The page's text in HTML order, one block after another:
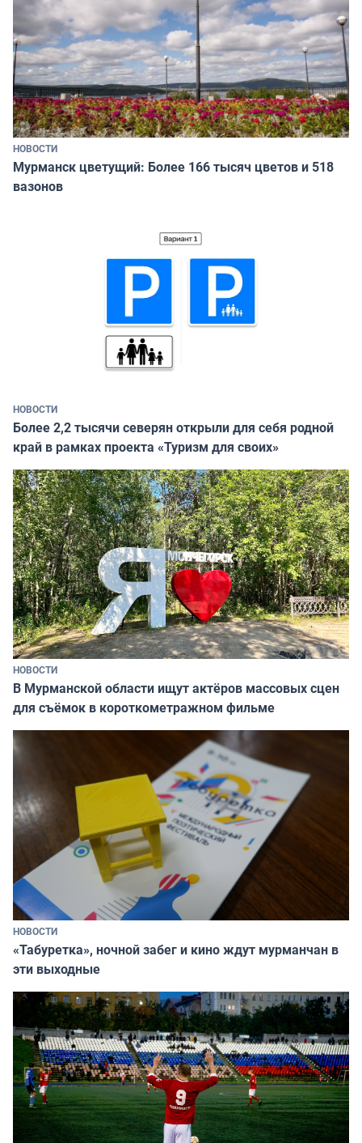
НОВОСТИ
Мурманск цветущий: Более 166 тысяч цветов и 518
вазонов
НОВОСТИ
Более 2,2 тысячи северян открыли для себя родной
край в рамках проекта «Туризм для своих»
НОВОСТИ
В Мурманской области ищут актёров массовых сцен
для съёмок в короткометражном фильме
НОВОСТИ
«Табуретка», ночной забег и кино ждут мурманчан в
эти выходные